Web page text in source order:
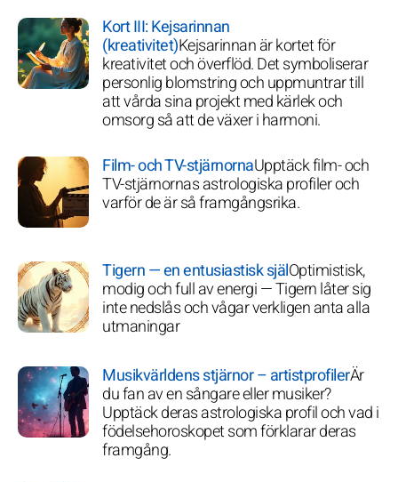
Kort III: Kejsarinnan
(kreativitet)Kejsarinnan är kortet för
kreativitet och överflöd. Det symboliserar
personlig blomstring och uppmuntrar till
att vårda sina projekt med kärlek och
omsorg så att de växer i harmoni.
Film- och TV-stjärnornaUpptäck film- och
TV-stjärnornas astrologiska profiler och
varför de är så framgångsrika.
Tigern — en entusiastisk själOptimistisk,
modig och full av energi — Tigern låter sig
inte nedslås och vågar verkligen anta alla
utmaningar
Musikvärldens stjärnor – artistprofilerÄr
du fan av en sångare eller musiker?
Upptäck deras astrologiska profil och vad i
födelsehoroskopet som förklarar deras
framgång.